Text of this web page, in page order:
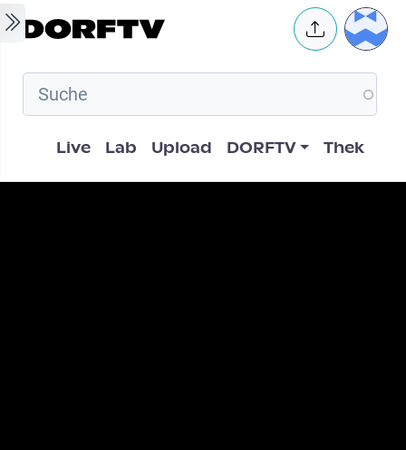
Skip to main content User
Hauptnavigation
Live Lab Upload DORFTV Thek